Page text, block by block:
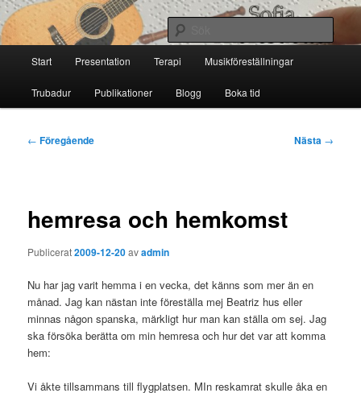
Hoppa
till
primärt
innehållSofia Thoresdotter
Start Presentation Terapi Musikföreställningar
Trubadur Publikationer Blogg Boka tid
Inläggsnavigering
← Föregående Nästa →
hemresa och hemkomst
Publicerat2009-12-20avadmin
Nu har jag varit hemma i en vecka, det känns som mer än en
månad. Jag kan nästan inte föreställa mej Beatriz hus eller
minnas någon spanska, märkligt hur man kan ställa om sej. Jag
ska försöka berätta om min hemresa och hur det var att komma
hem:
Vi åkte tillsammans till flygplatsen. MIn reskamrat skulle åka en